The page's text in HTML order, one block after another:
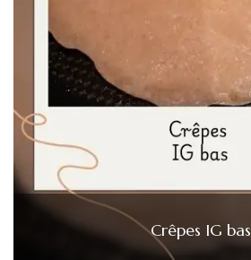
Crêpes IG bas